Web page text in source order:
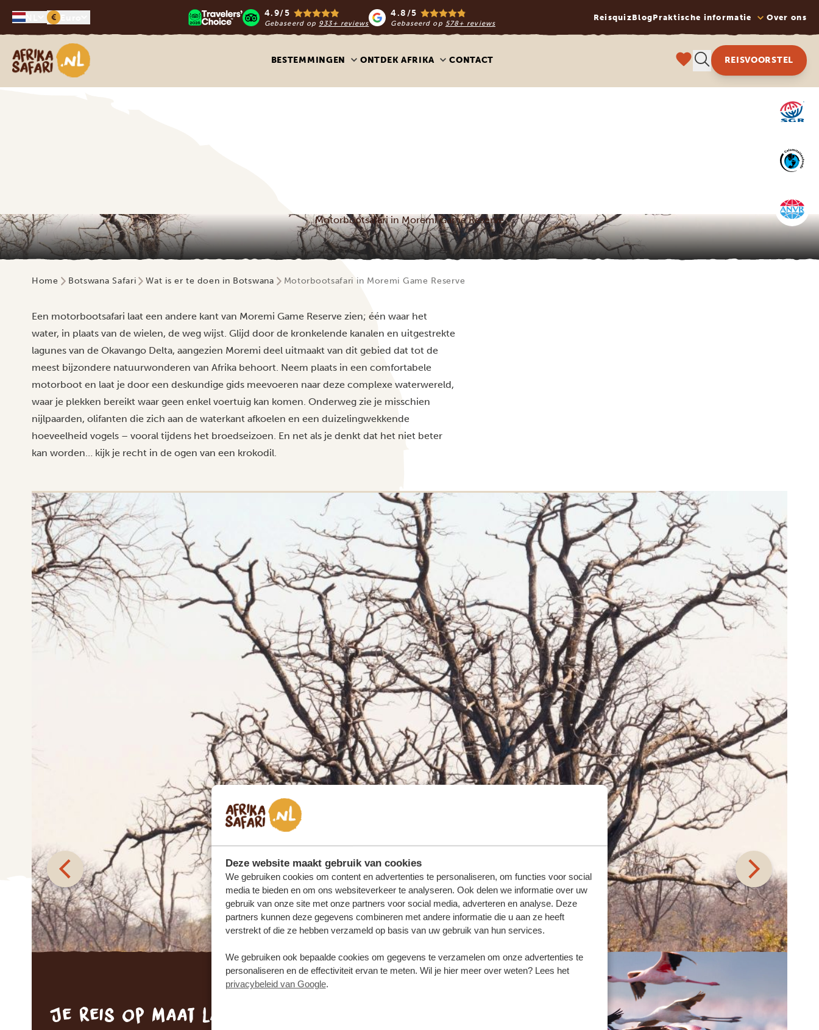
Deze website maakt gebruik van cookies
We gebruiken cookies om content en advertenties te personaliseren, om functies voor social
media te bieden en om ons websiteverkeer te analyseren. Ook delen we informatie over uw
gebruik van onze site met onze partners voor social media, adverteren en analyse. Deze
partners kunnen deze gegevens combineren met andere informatie die u aan ze heeft
verstrekt of die ze hebben verzameld op basis van uw gebruik van hun services.
We gebruiken ook bepaalde cookies om gegevens te verzamelen om onze advertenties te
personaliseren en de effectiviteit ervan te meten. Wil je hier meer over weten? Lees het
privacybeleid van Google.
€ 4.9/5
Gebaseerd op 933+ reviews
4.8/5
Gebaseerd op 578+ reviews
ReisquizBlogPraktische informatie Over ons
Afrika safari
BESTEMMINGEN ONTDEK AFRIKA CONTACT REISVOORSTEL
Motorbootsafari in Moremi Game Reserve
Home Botswana Safari Wat is er te doen in Botswana Motorbootsafari in Moremi Game Reserve
Een motorbootsafari laat een andere kant van Moremi Game Reserve zien; één waar het
water, in plaats van de wielen, de weg wijst. Glijd door de kronkelende kanalen en uitgestrekte
lagunes van de Okavango Delta, aangezien Moremi deel uitmaakt van dit gebied dat tot de
meest bijzondere natuurwonderen van Afrika behoort. Neem plaats in een comfortabele
motorboot en laat je door een deskundige gids meevoeren naar deze complexe waterwereld,
waar je plekken bereikt waar geen enkel voertuig kan komen. Onderweg zie je misschien
nijlpaarden, olifanten die zich aan de waterkant afkoelen en een duizelingwekkende
hoeveelheid vogels – vooral tijdens het broedseizoen. En net als je denkt dat het niet beter
kan worden… kijk je recht in de ogen van een krokodil.
Je reis op maat laten samenstellen?